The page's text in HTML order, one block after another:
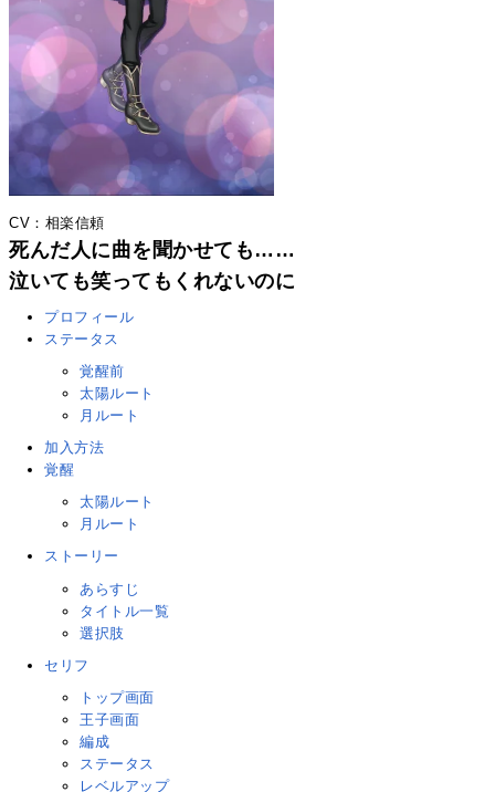
CV：相楽信頼
死んだ人に曲を聞かせても……
泣いても笑ってもくれないのに
プロフィール
ステータス
覚醒前
太陽ルート
月ルート
加入方法
覚醒
太陽ルート
月ルート
ストーリー
あらすじ
タイトル一覧
選択肢
セリフ
トップ画面
王子画面
編成
ステータス
レベルアップ